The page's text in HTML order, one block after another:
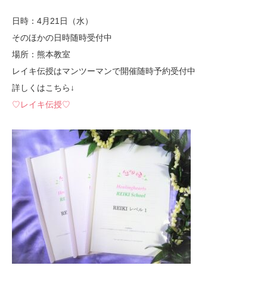
日時：4月21日（水）
そのほかの日時随時受付中
場所：熊本教室
レイキ伝授はマンツーマンで開催随時予約受付中
詳しくはこちら↓
♡レイキ伝授♡